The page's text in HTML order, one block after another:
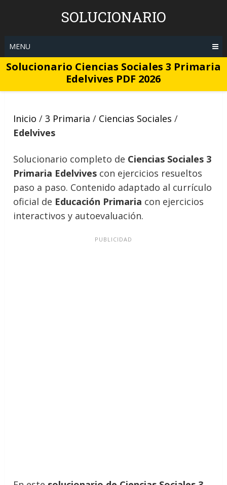
SOLUCIONARIO
MENU
Solucionario Ciencias Sociales 3 Primaria
Edelvives PDF 2026
Inicio /3 Primaria / Ciencias Sociales /
Edelvives
Solucionario completo de Ciencias Sociales 3
Primaria Edelvives con ejercicios resueltos
paso a paso. Contenido adaptado al currículo
oficial de Educación Primaria con ejercicios
interactivos y autoevaluación.